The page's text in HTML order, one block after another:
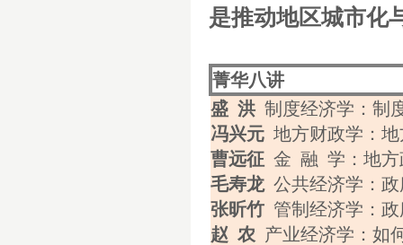
是推动地区城市化
菁华八讲
盛 洪 制度经济学：制
冯兴元 地方财政学：
曹远征 金 融 学：地
毛寿龙公共经济学：政
张昕竹 管制经济学：
赵 农 产业经济学：如